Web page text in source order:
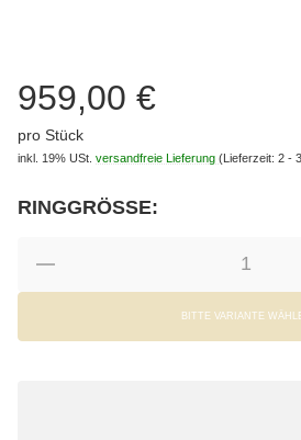
959,00 €
pro Stück
inkl. 19% USt. versandfreie Lieferung (Lieferzeit: 2 -
RINGGRÖSSE:
BITTE VARIANTE